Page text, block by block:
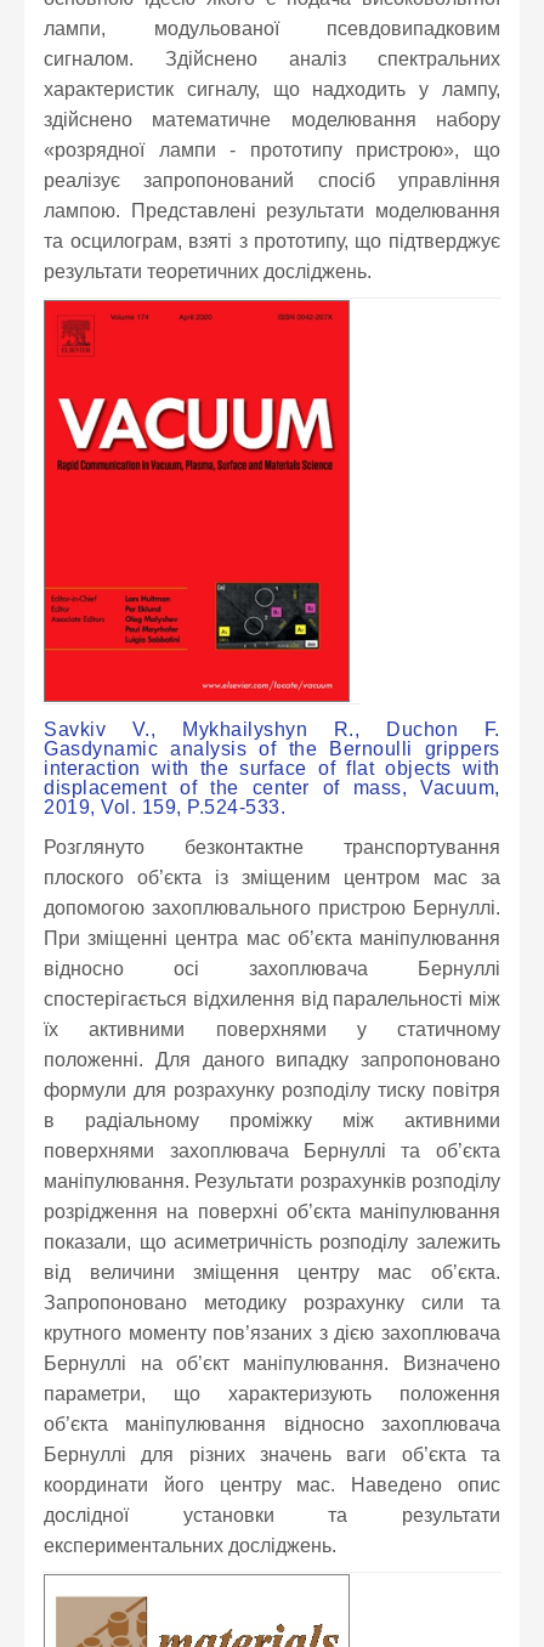
лампи, модульованої псевдовипадковим
сигналом. Здійснено аналіз спектральних
характеристик сигналу, що надходить у лампу,
здійснено математичне моделювання набору
«розрядної лампи - прототипу пристрою», що
реалізує запропонований спосіб управління
лампою. Представлені результати моделювання
та осцилограм, взяті з прототипу, що підтверджує
результати теоретичних досліджень.
Savkiv V., Mykhailyshyn R., Duchon F.
Gasdynamic analysis of the Bernoulli grippers
interaction with the surface of flat objects with
displacement of the center of mass, Vacuum,
2019, Vol. 159, P.524-533.
Розглянуто безконтактне транспортування
плоского об’єкта із зміщеним центром мас за
допомогою захоплювального пристрою Бернуллі.
При зміщенні центра мас об’єкта маніпулювання
відносно осі захоплювача Бернуллі
спостерігається відхилення від паралельності між
їх активними поверхнями у статичному
положенні. Для даного випадку запропоновано
формули для розрахунку розподілу тиску повітря
в радіальному проміжку між активними
поверхнями захоплювача Бернуллі та об’єкта
маніпулювання. Результати розрахунків розподілу
розрідження на поверхні об’єкта маніпулювання
показали, що асиметричність розподілу залежить
від величини зміщення центру мас об’єкта.
Запропоновано методику розрахунку сили та
крутного моменту пов’язаних з дією захоплювача
Бернуллі на об’єкт маніпулювання. Визначено
параметри, що характеризують положення
об’єкта маніпулювання відносно захоплювача
Бернуллі для різних значень ваги об’єкта та
координати його центру мас. Наведено опис
дослідної установки та результати
експериментальних досліджень.